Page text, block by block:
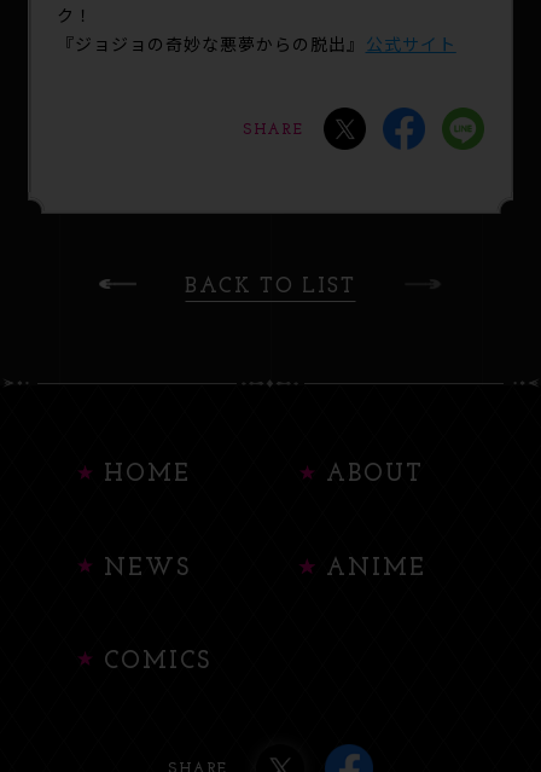
ク！
『ジョジョの奇妙な悪夢からの脱出』 公式サイト
SHARE
BACK TO LIST
HOME ABOUT
NEWS ANIME
COMICS